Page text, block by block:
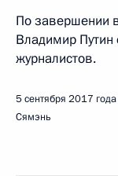
По завершении
Владимир Путин
журналистов.
5 сентября 2017 года
Сямэнь